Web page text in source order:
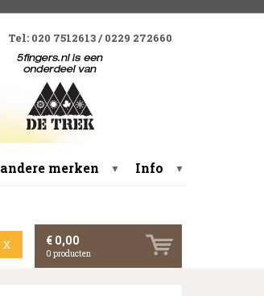
Tel: 020 7512613 / 0229 272660
andere merken ▼ Info ▼
X € 0,00
0 producten